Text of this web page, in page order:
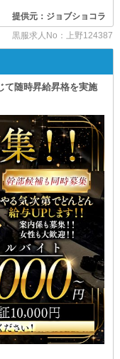
＜＜＜
！
提供元：ジョブショコラ
黒服求人No：上野124387
て随時昇給昇格を実施